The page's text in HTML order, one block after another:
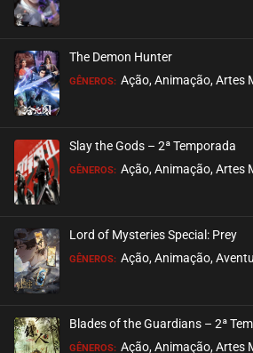
The Demon Hunter
GÊNEROS: Ação, Animação, Artes
Slay the Gods – 2ª Temporada
GÊNEROS: Ação, Animação, Artes
Lord of Mysteries Special: Prey
GÊNEROS: Ação, Animação,
Blades of the Guardians – 2ª
GÊNEROS: Ação, Animação, Artes